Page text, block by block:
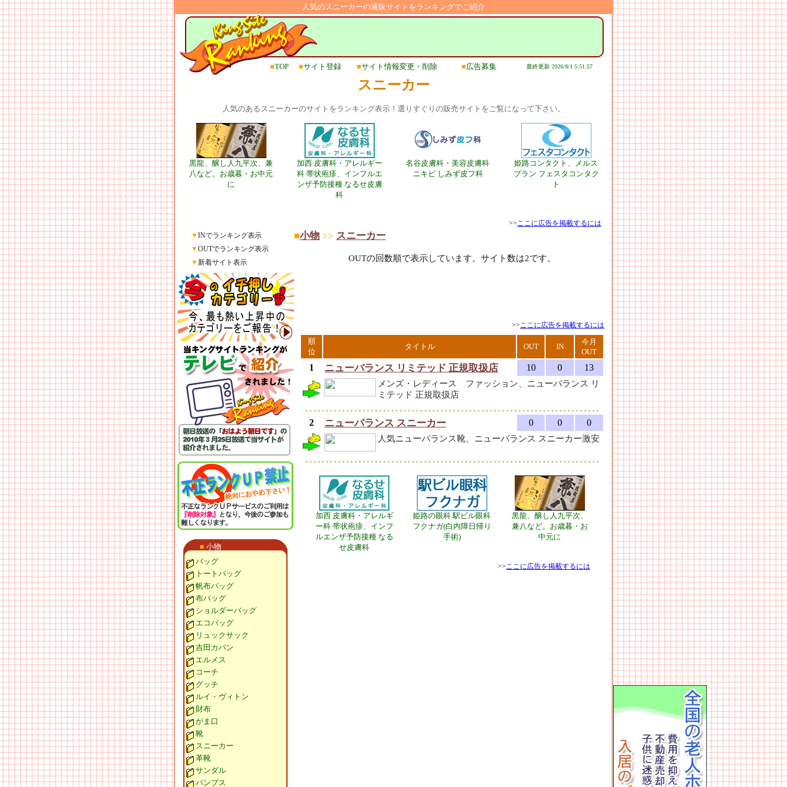
人気のスニーカーの通販サイトをランキングでご紹介
■TOP ■サイト登録 ■サイト情報変更・削除 ■広告募集 最終更新 2026/8/1 5:51:57
スニーカー
人気のあるスニーカーのサイトをランキング表示！選りすぐりの販売サイトをご覧になって下さい。
黒龍、醸し人九平次、兼
八など。お歳暮・お中元
に
加西 皮膚科・アレルギー
科 帯状疱疹、インフルエ
ンザ予防接種 なるせ皮膚
科
名谷皮膚科・美容皮膚科
ニキビ しみず皮フ科
姫路コンタクト、メルス
プラン フェスタコンタク
ト
>>ここに広告を掲載するには
▼INでランキング表示
▼OUTでランキング表示
▼新着サイト表示
■ 小物
バッグ
トートバッグ
帆布バッグ
布バッグ
ショルダーバッグ
エコバッグ
リュックサック
吉田カバン
エルメス
コーチ
グッチ
ルイ・ヴィトン
財布
がま口
靴
スニーカー
革靴
サンダル
パンプス
■小物 >> スニーカー
OUTの回数順で表示しています。サイト数は2です。
>>ここに広告を掲載するには
順
位
タイトル OUT IN
今月
OUT
1 ニューバランス リミテッド 正規取扱店 10 0 13
メンズ・レディース ファッション、ニューバランス リ
ミテッド 正規取扱店
2 ニューバランス スニーカー 0 0 0
人気ニューバランス靴、ニューバランス スニーカー激安
加西 皮膚科・アレルギ
ー科 帯状疱疹、インフ
ルエンザ予防接種 なる
せ皮膚科
姫路の眼科 駅ビル眼科
フクナガ(白内障日帰り
手術)
黒龍、醸し人九平次、
兼八など。お歳暮・お
中元に
>>ここに広告を掲載するには